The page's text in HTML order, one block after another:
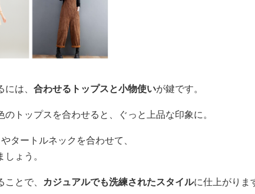
は、 合わせるトップスと小物使いが鍵です。
トップスを合わせると、ぐっと上品な印象に。
タートルネックを合わせて、
ょう。
とで、 カジュアルでも洗練されたスタイルに仕上がりま